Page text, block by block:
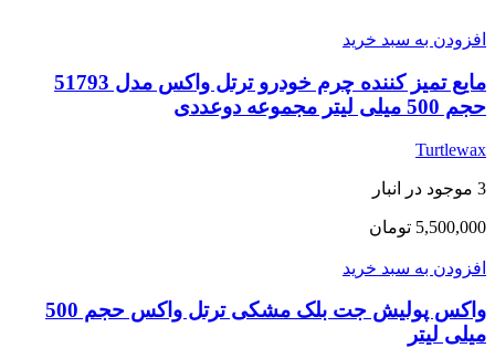
افزودن به سبد خرید
مایع تمیز کننده چرم خودرو ترتل واکس مدل 51793
حجم 500 میلی لیتر مجموعه دوعددی
Turtlewax
3 موجود در انبار
5,500,000 تومان
افزودن به سبد خرید
واکس پولیش جت بلک مشکی ترتل واکس حجم 500
میلی لیتر